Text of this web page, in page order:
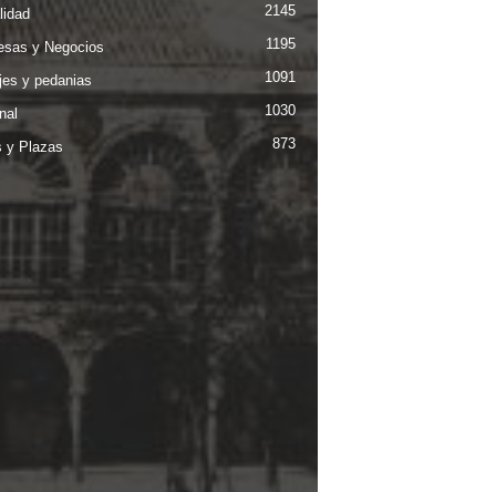
2145
y Negocios 1195
y pedanias 1091
1030
y Plazas 873